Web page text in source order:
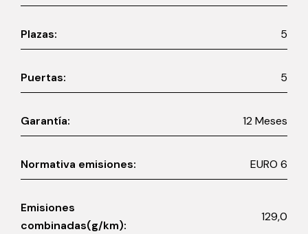
Plazas: 5
Puertas: 5
Garantía: 12 Meses
Normativa emisiones: EURO 6
Emisiones
combinadas(g/km):
129,0